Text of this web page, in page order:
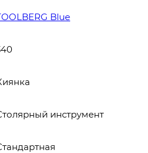
Blue
инструмент